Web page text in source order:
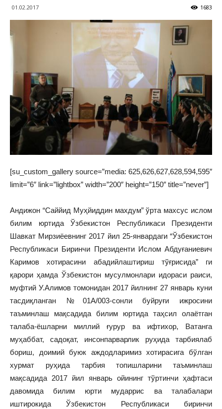
01.02.2017 1683
[su_custom_gallery source=”media: 625,626,627,628,594,595″
limit=”6″ link=”lightbox” width=”200″ height=”150″ title=”never”]
Андижон “Саййид Муҳйиддин махдум” ўрта махсус ислом
билим юртида Ўзбекистон Республикаси Президенти
Шавкат Мирзиёевнинг 2017 йил 25-январдаги “Ўзбекистон
Республикаси Биринчи Президенти Ислом Абдуғаниевич
Каримов хотирасини абадийлаштириш тўғрисида” ги
қарори ҳамда Ўзбекистон мусулмонлари идораси раиси,
муфтий У.Алимов томонидан 2017 йилнинг 27 январь куни
тасдиқланган №01А/003-сонли буйруғи ижросини
таъминлаш мақсадида билим юртида таҳсил олаётган
талаба-ёшларни миллий ғурур ва ифтихор, Ватанга
муҳаббат, садоқат, инсонпарварлик руҳида тарбиялаб
бориш, доимий буюк аждодларимиз хотирасига бўлган
хурмат руҳида тарбия топишларини таъминлаш
мақсадида 2017 йил январь ойининг тўртинчи ҳафтаси
давомида билим юрти мударрис ва талабалари
иштирокида Ўзбекистон Республикаси биринчи